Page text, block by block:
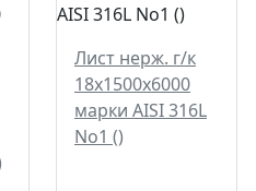
Лист нерж. г/к
18х1500х6000
марки AISI 316L
No1 ()